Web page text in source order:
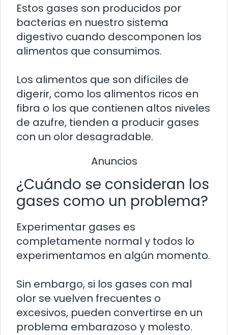
Estos gases son producidos por
bacterias en nuestro sistema
digestivo cuando descomponen los
alimentos que consumimos.
Los alimentos que son difíciles de
digerir, como los alimentos ricos en
fibra o los que contienen altos niveles
de azufre, tienden a producir gases
con un olor desagradable.
Anuncios
¿Cuándo se consideran los
gases como un problema?
Experimentar gases es
completamente normal y todos lo
experimentamos en algún momento.
Sin embargo, si los gases con mal
olor se vuelven frecuentes o
excesivos, pueden convertirse en un
problema embarazoso y molesto.